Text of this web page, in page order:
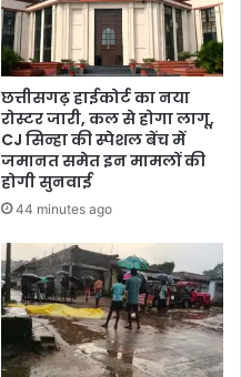
छत्तीसगढ़ हाईकोर्ट का नया
रोस्टर जारी, कल से होगा लागू,
CJ सिन्हा की स्पेशल बेंच में
जमानत समेत इन मामलों की
होगी सुनवाई
44 minutes ago